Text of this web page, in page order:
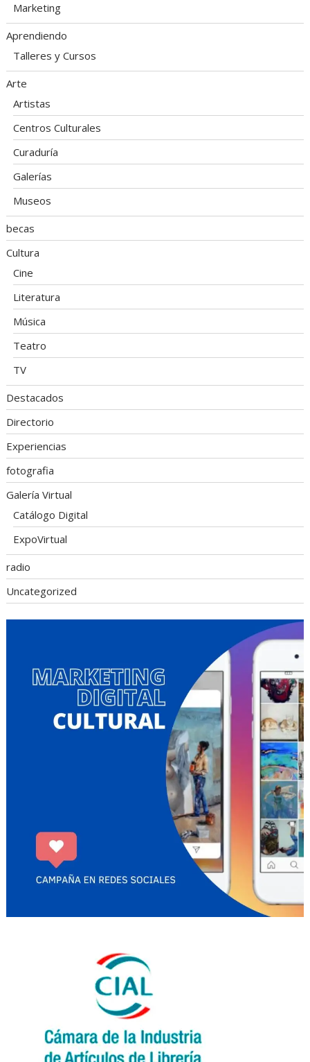
Marketing
Aprendiendo
Talleres y Cursos
Arte
Artistas
Centros Culturales
Curaduría
Galerías
Museos
becas
Cultura
Cine
Literatura
Música
Teatro
TV
Destacados
Directorio
Experiencias
fotografia
Galería Virtual
Catálogo Digital
ExpoVirtual
radio
Uncategorized